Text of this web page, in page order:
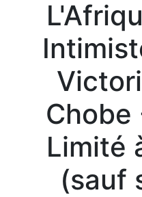
Chobe
Limité
(sauf